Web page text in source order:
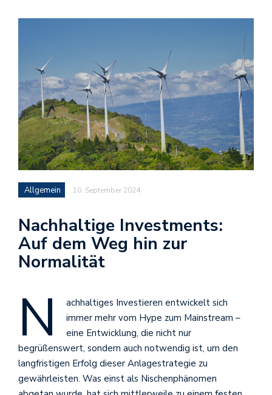
Allgemein 10. September 2024
Nachhaltige Investments:
Auf dem Weg hin zur
Normalität
N
achhaltiges Investieren entwickelt sich
immer mehr vom Hype zum Mainstream –
eine Entwicklung, die nicht nur
begrüßenswert, sondern auch notwendig ist, um den
langfristigen Erfolg dieser Anlagestrategie zu
gewährleisten. Was einst als Nischenphänomen